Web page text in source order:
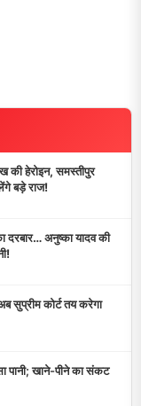
समस्तीपुर
बड़े राज!
दरबार… अनुष्का यादव की
सुप्रीम कोर्ट तय करेगा
पानी; खाने-पीने का संकट